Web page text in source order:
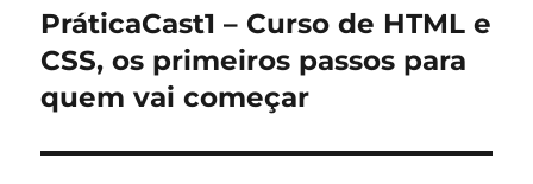
Próximo
post:
PráticaCast1 – Curso de HTML e
CSS, os primeiros passos para
quem vai começar